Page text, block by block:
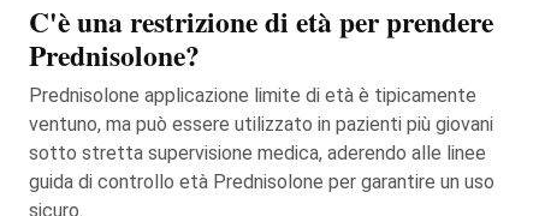
C'è una restrizione di età per prendere
Prednisolone?
Prednisolone applicazione limite di età è tipicamente
ventuno, ma può essere utilizzato in pazienti più giovani
sotto stretta supervisione medica, aderendo alle linee
guida di controllo età Prednisolone per garantire un uso
sicuro.